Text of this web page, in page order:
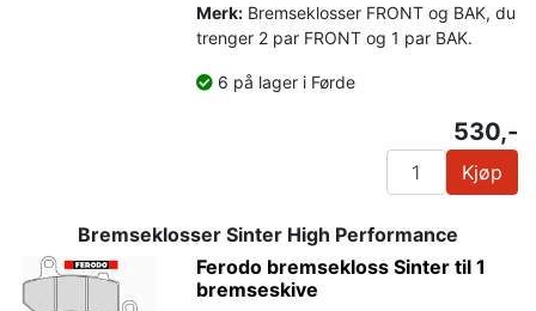
Merk: Bremseklosser FRONT og BAK, du
trenger 2 par FRONT og 1 par BAK.
6 på lager i Førde
530,-
Kjøp
Bremseklosser Sinter High Performance
Ferodo bremsekloss Sinter til 1
bremseskive